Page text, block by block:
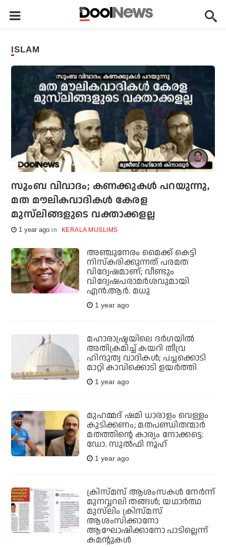
ISLAM
സൂംബ വിവാദം; കണക്കുകള്‍ പറയുന്നു,
മത മൗലികവാദികള്‍ കേരള
മുസ്‌ലിങ്ങളുടെ വക്താക്കളല്ല
1 year ago KERALA MUSLIMS
അഞ്ചുനേരം മൈക്ക് കെട്ടി
നിസ്‌കരിക്കുന്നത് പരമത
വിദ്വേഷമാണ്; വീണ്ടും
വിദ്വേഷപരാമര്‍ശവുമായി
എന്‍.ആര്‍. മധു
1 year ago
മഹാരാഷ്ട്രയിലെ ദർഗയിൽ
അതിക്രമിച്ച് കയറി തീവ്ര
ഹിന്ദുത്വ വാദികൾ; പച്ചക്കൊടി
മാറ്റി കാവിക്കൊടി ഉയർത്തി
1 year ago
മുഹമ്മദ് ഷമി ധാരാളം വെള്ളം
കുടിക്കണം; മതപണ്ഡിതന്മാര്‍
മതത്തിന്റെ കാര്യം നോക്കട്ടെ:
ഡോ. സുല്‍ഫി നൂഹ്
1 year ago
ക്രിസ്മസ് ആശംസകള്‍ നേര്‍ന്ന്
മുനവ്വറലി തങ്ങള്‍; യഥാര്‍ത്ഥ
മുസ്‌ലിം ക്രിസ്മസ്
ആശംസിക്കാനോ
ആഘോഷിക്കാനോ പാടില്ലെന്ന്
കമന്റുകള്‍